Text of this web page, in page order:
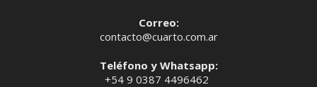
Correo:
contacto@cuarto.com.ar
Teléfono y Whatsapp:
+54 9 0387 4496462